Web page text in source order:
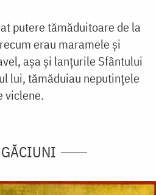
putere tămăduitoare de la
erau maramele și
așa și lanțurile Sfântului
lui, tămăduiau neputințele
viclene.